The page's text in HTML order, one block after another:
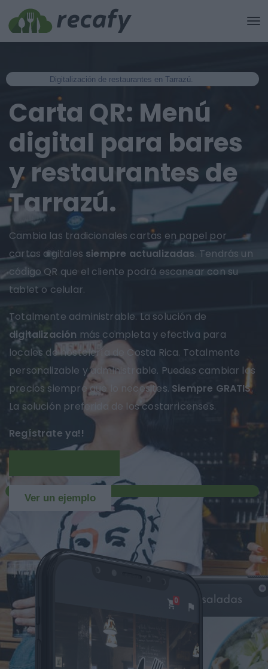
Digitalización de restaurantes en Tarrazú.
Carta QR: Menú
digital para bares
y restaurantes de
Tarrazú.
Cambia las tradicionales cartas en papel por
cartas digitales siempre actualizadas. Tendrás un
código QR que el cliente podrá escanear con su
tablet o celular.
Totalmente administrable. La solución de
digitalización más completa y efectiva para
locales de hostelería de Costa Rica. Totalmente
personalizable y administrable. Puedes cambiar los
precios siempre que lo necesites. Siempre GRATIS.
La solución preferida de los costarricenses.
Regístrate ya!!
Ver un ejemplo